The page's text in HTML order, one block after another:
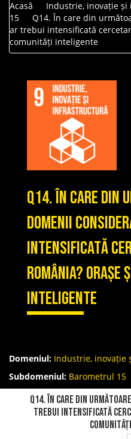
Acasă Industrie, inovație
15
Q14. În care din
ar trebui intensificată
comunități inteligente
Q14. În care din
domenii
intensificată
România?
inteligente
Domeniul: Industrie, inovație
Subdomeniul: Barometrul 15
Q14. În care din
trebui intensificată